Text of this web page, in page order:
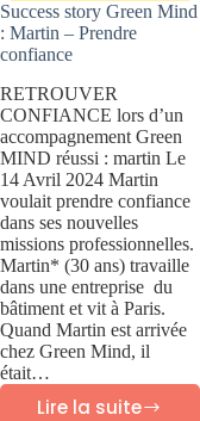
Success story Green Mind
: Martin – Prendre
confiance
RETROUVER
CONFIANCE lors d’un
accompagnement Green
MIND réussi : martin Le
14 Avril 2024 Martin
voulait prendre confiance
dans ses nouvelles
missions professionnelles.
Martin* (30 ans) travaille
dans une entreprise du
bâtiment et vit à Paris.
Quand Martin est arrivée
chez Green Mind, il
était…
Lire la suite